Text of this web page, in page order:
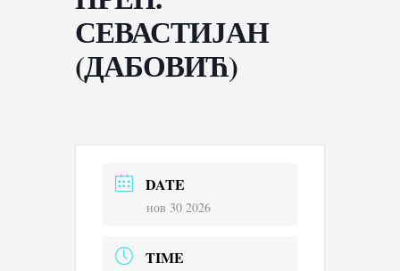
СЕВАСТИЈАН
(ДАБОВИЋ)
DATE
нов 30 2026
TIME